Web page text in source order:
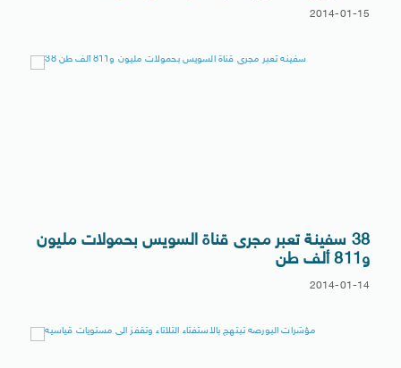
2014-01-15
38 سفينة تعبر مجرى قناة السويس بحمولات مليون
و811 ألف طن
2014-01-14